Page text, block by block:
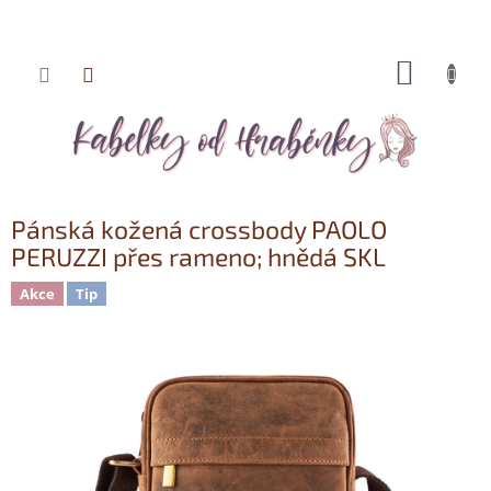
Přejít
Pánská kožená crossbody PAOLO
PERUZZI přes rameno; hnědá SKL
Akce Tip